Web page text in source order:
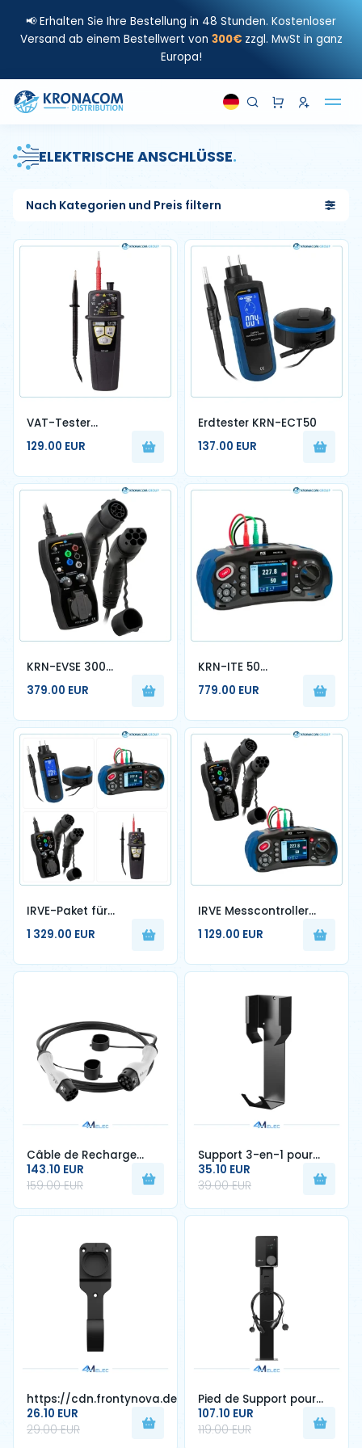
📢 Erhalten Sie Ihre Bestellung in 48 Stunden. Kostenloser
Versand ab einem Bestellwert von 300€ zzgl. MwSt in ganz
Europa!
ELEKTRISCHE ANSCHLÜSSE.
Nach Kategorien und Preis filtern
VAT-Tester
(Spannungsprüfer)
129.00 EUR
Erdtester KRN-ECT50
137.00 EUR
KRN-EVSE 300
Ladestellen-Controller
379.00 EUR
KRN-ITE 50
Installationscontroller
für EV-Ladestationen
779.00 EUR
IRVE-Paket für
Ladestation mit
spezieller Qualifelec-
1 329.00 EUR
IRVE Messcontroller
KRN-EVSE Kit 2
1 129.00 EUR
Câble de Recharge
Type 2 – 32A – 7,4 kW –
Longueur 5 m – Noir ou
143.10 EUR
159.00 EUR
Support 3-en-1 pour
Chargeur Portable 949
– Organisateur de
35.10 EUR
39.00 EUR
https://cdn.frontynova.dev/4melec/products/wAxMB-
1756335776.webp
26.10 EUR
29.00 EUR
Pied de Support pour
Borne de Recharge –
Hauteur 1,3 m – Acier
107.10 EUR
119.00 EUR